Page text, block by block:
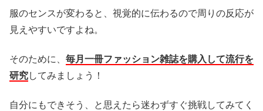
服のセンスが変わると、視覚的に伝わるので周りの反応が
見えやすいですよね。
そのために、 毎月一冊ファッション雑誌を購入して流行を
研究してみましょう！
自分にもできそう、と思えたら迷わずすぐ挑戦してみてく